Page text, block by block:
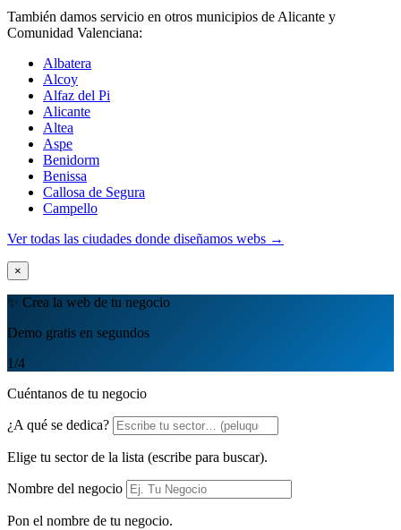
También damos servicio en otros municipios de Alicante y
Comunidad Valenciana:
Albatera
Alcoy
Alfaz del Pi
Alicante
Altea
Aspe
Benidorm
Benissa
Callosa de Segura
Campello
Ver todas las ciudades donde diseñamos webs →
×
✨ Crea la web de tu negocio
Demo gratis en segundos
1/4
Cuéntanos de tu negocio
¿A qué se dedica?
Elige tu sector de la lista (escribe para buscar).
Nombre del negocio
Pon el nombre de tu negocio.